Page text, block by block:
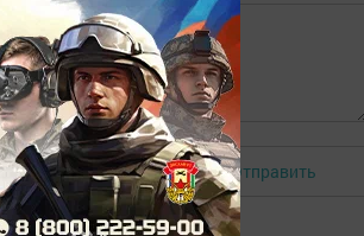
Авторизоваться Отправить